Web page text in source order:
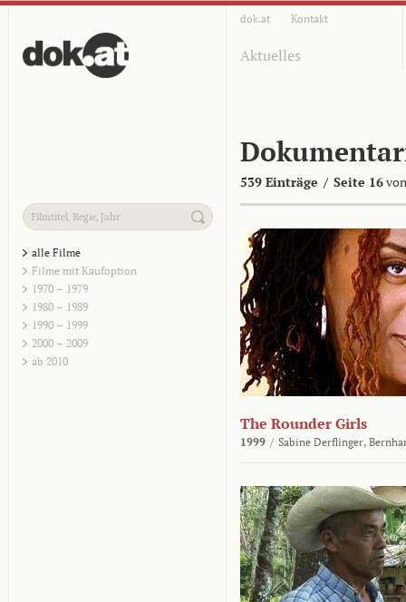
dok.at Kontakt
Aktuelles
539 Einträge / Seite 16
alle Filme
Filme mit Kaufoption
1970 – 1979
1980 – 1989
1990 – 1999
2000 – 2009
ab 2010
The Rounder Girls
1999 / Sabine Derflinger,